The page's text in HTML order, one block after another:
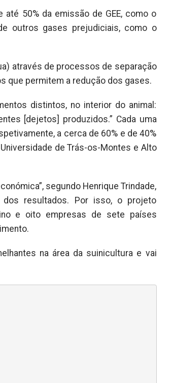
50% da emissão de GEE, como o
outros gases prejudiciais, como o
através de processos de separação
que permitem a redução dos gases.
distintos, no interior do animal:
[dejetos] produzidos.” Cada uma
a cerca de 60% e de 40%
de Trás-os-Montes e Alto
segundo Henrique Trindade,
resultados. Por isso, o projeto
e oito empresas de sete países
na área da suinicultura e vai